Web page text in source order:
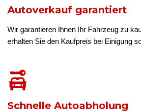
Autoverkauf garantiert
Wir garantieren Ihnen Ihr Fahrzeug zu
erhalten Sie den Kaufpreis bei Einigung
Schnelle Autoabholung